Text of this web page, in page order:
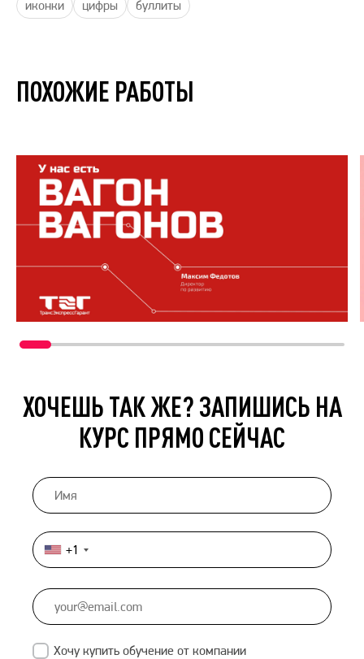
иконки цифры буллиты
ПОХОЖИЕ РАБОТЫ
ХОЧЕШЬ ТАК ЖЕ? ЗАПИШИСЬ НА
КУРС ПРЯМО СЕЙЧАС
United
States
+1
+1
Хочу купить обучение от компании